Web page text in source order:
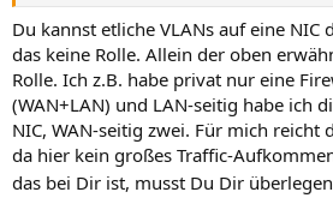
Du kannst etliche VLANs auf eine
das keine Rolle. Allein der oben
Rolle. Ich z.B. habe privat nur eine
(WAN+LAN) und LAN-seitig habe ich
NIC, WAN-seitig zwei. Für mich reicht
da hier kein großes Traffic-
das bei Dir ist, musst Du Dir überlegen